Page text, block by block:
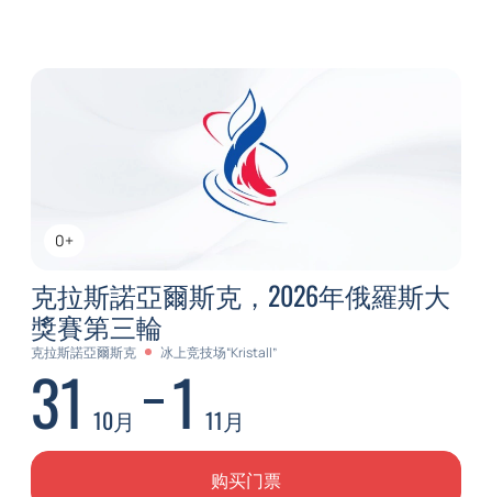
0+
克拉斯諾亞爾斯克，2026年俄羅斯大
獎賽第三輪
克拉斯諾亞爾斯克 冰上竞技场“Kristall”
31 10月 1 11月
购买门票